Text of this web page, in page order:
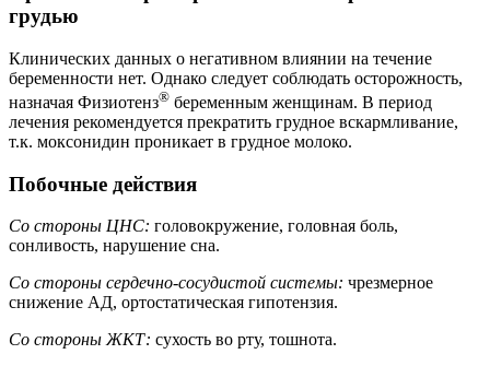
грудью
Клинических данных о негативном влиянии на течение
беременности нет. Однако следует соблюдать осторожность,
назначая Физиотенз® беременным женщинам. В период
лечения рекомендуется прекратить грудное вскармливание,
т.к. моксонидин проникает в грудное молоко.
Побочные действия
Со стороны ЦНС: головокружение, головная боль,
сонливость, нарушение сна.
Со стороны сердечно-сосудистой системы: чрезмерное
снижение АД, ортостатическая гипотензия.
Со стороны ЖКТ: сухость во рту, тошнота.